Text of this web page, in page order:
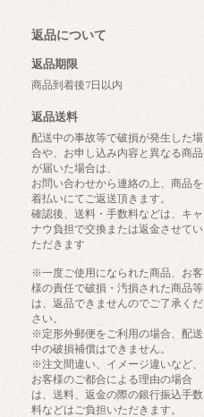
返品について
返品期限
商品到着後7日以内
返品送料
配送中の事故等で破損が発生した場
合や、お申し込み内容と異なる商品
が届いた場合は、
お問い合わせから連絡の上、商品を
着払いにてご返送頂きます。
確認後、送料・手数料などは、キャ
ナウ負担で交換または返金させてい
ただきます
※一度ご使用になられた商品、お客
様の責任で破損・汚損された商品等
は、返品できませんのでご了承くだ
さい。
※定形外郵便をご利用の場合、配送
中の破損補償はできません。
※注文間違い、イメージ違いなど、
お客様のご都合による理由の場合
は、送料、返金の際の銀行振込手数
料などはご負担いただきます。